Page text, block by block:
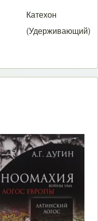
Катехон
(Удерживающий)